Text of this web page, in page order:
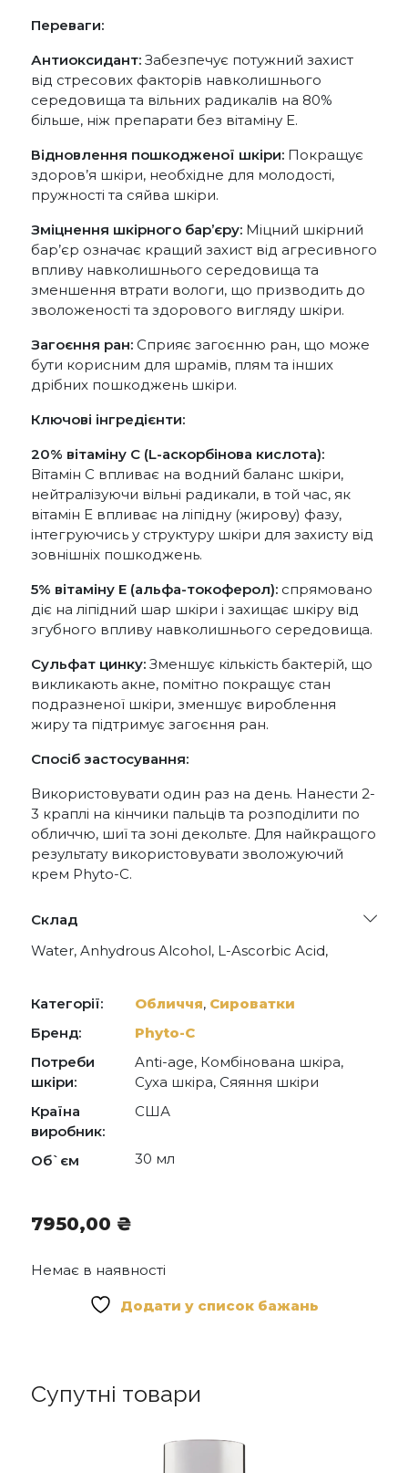
Переваги:
Антиоксидант: Забезпечує потужний захист
від стресових факторів навколишнього
середовища та вільних радикалів на 80%
більше, ніж препарати без вітаміну Е.
Відновлення пошкодженої шкіри: Покращує
здоров’я шкіри, необхідне для молодості,
пружності та сяйва шкіри.
Зміцнення шкірного бар’єру: Міцний шкірний
бар’єр означає кращий захист від агресивного
впливу навколишнього середовища та
зменшення втрати вологи, що призводить до
зволоженості та здорового вигляду шкіри.
Загоєння ран: Сприяє загоєнню ран, що може
бути корисним для шрамів, плям та інших
дрібних пошкоджень шкіри.
Ключові інгредієнти:
20% вітаміну С (L-аскорбінова кислота):
Вітамін С впливає на водний баланс шкіри,
нейтралізуючи вільні радикали, в той час, як
вітамін Е впливає на ліпідну (жирову) фазу,
інтегруючись у структуру шкіри для захисту від
зовнішніх пошкоджень.
5% вітаміну Е (альфа-токоферол): спрямовано
діє на ліпідний шар шкіри і захищає шкіру від
згубного впливу навколишнього середовища.
Сульфат цинку: Зменшує кількість бактерій, що
викликають акне, помітно покращує стан
подразненої шкіри, зменшує вироблення
жиру та підтримує загоєння ран.
Спосіб застосування:
Використовувати один раз на день. Нанести 2-
3 краплі на кінчики пальців та розподілити по
обличчю, шиї та зоні декольте. Для найкращого
результату використовувати зволожуючий
крем Phyto-C.
Склад
Water, Anhydrous Alcohol, L-Ascorbic Acid,
Категорії:
Обличчя, Сироватки
Бренд:
Phyto-С
Потреби
шкіри:
Anti-age, Комбінована шкіра,
Суха шкіра, Сяяння шкіри
Країна
виробник:
США
Об`єм 30 мл
7950,00 ₴
Немає в наявності
Додати у список бажань
Супутні товари